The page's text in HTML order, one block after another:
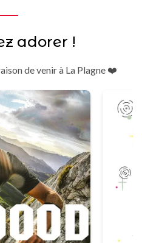
adorer !
de venir à La Plagne ❤️